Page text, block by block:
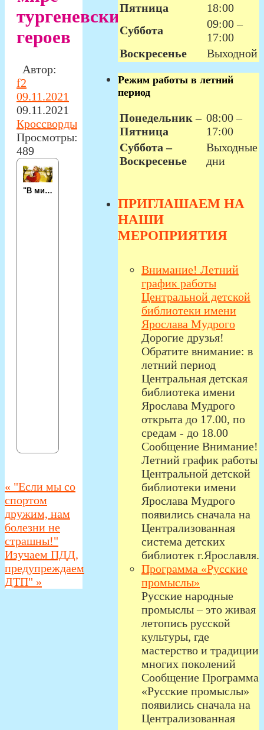
тургеневских
героев
Автор:
f2
09.11.2021
09.11.2021
Кроссворды
Просмотры:
489
« "Если мы со
спортом
дружим, нам
болезни не
страшны!"
Изучаем ПДД,
предупреждаем
ДТП" »
Пятница
18:00
Суббота
09:00 –
17:00
Воскресенье
Выходной
Режим работы в летний
период
Понедельник –
Пятница
08:00 –
17:00
Суббота –
Воскресенье
Выходные
дни
ПРИГЛАШАЕМ НА
НАШИ
МЕРОПРИЯТИЯ
Внимание! Летний
график работы
Центральной детской
библиотеки имени
Ярослава Мудрого
Дорогие друзья!
Обратите внимание: в
летний период
Центральная детская
библиотека имени
Ярослава Мудрого
открыта до 17.00, по
средам - до 18.00
Сообщение Внимание!
Летний график работы
Центральной детской
библиотеки имени
Ярослава Мудрого
появились сначала на
Централизованная
система детских
библиотек г.Ярославля.
Программа «Русские
промыслы»
Русские народные
промыслы – это живая
летопись русской
культуры, где
мастерство и традиции
многих поколений
Сообщение Программа
«Русские промыслы»
появились сначала на
Централизованная